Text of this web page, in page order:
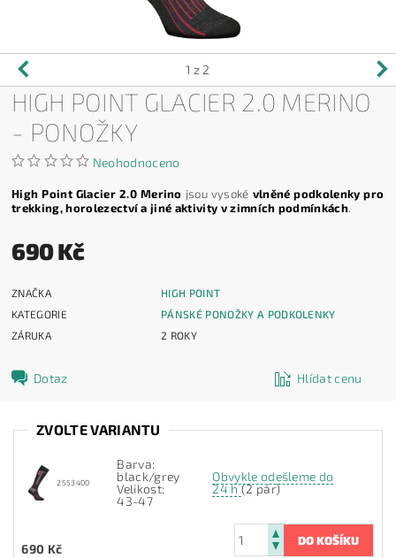
1 z 2
HIGH POINT GLACIER 2.0 MERINO
- PONOŽKY
Neohodnoceno
High Point Glacier 2.0 Merino jsou vysoké vlněné podkolenky pro
trekking, horolezectví a jiné aktivity v zimních podmínkách.
690 Kč
ZNAČKA
HIGH POINT
KATEGORIE
PÁNSKÉ PONOŽKY A PODKOLENKY
ZÁRUKA
2 ROKY
Dotaz Hlídat cenu
ZVOLTE VARIANTU
2553400
Barva:
black/grey
Velikost:
43-47
Obvykle odešleme do
24 h(2 pár)
690 Kč